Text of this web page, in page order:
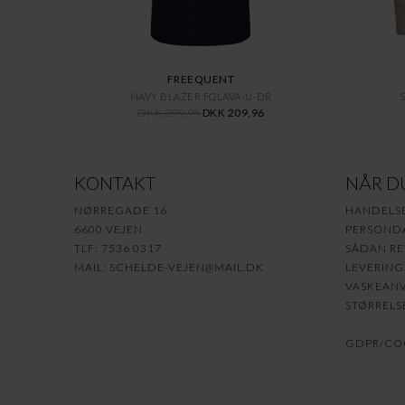
FREEQUENT
NAVY BLAZER FQLAVA-U-DR
DKK 299,95 DKK 209,96
KONTAKT
NØRREGADE 16
6600 VEJEN
TLF: 7536 0317
MAIL: SCHELDE-VEJEN@MAIL.DK
NÅR
SÅDAN
GDPR/